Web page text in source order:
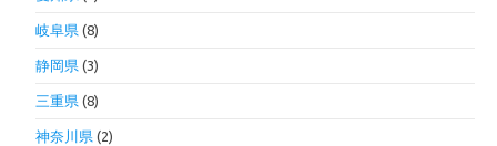
岐阜県 (8)
静岡県 (3)
三重県 (8)
神奈川県 (2)